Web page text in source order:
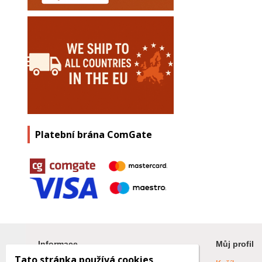
Platební brána ComGate
Informace Můj profil